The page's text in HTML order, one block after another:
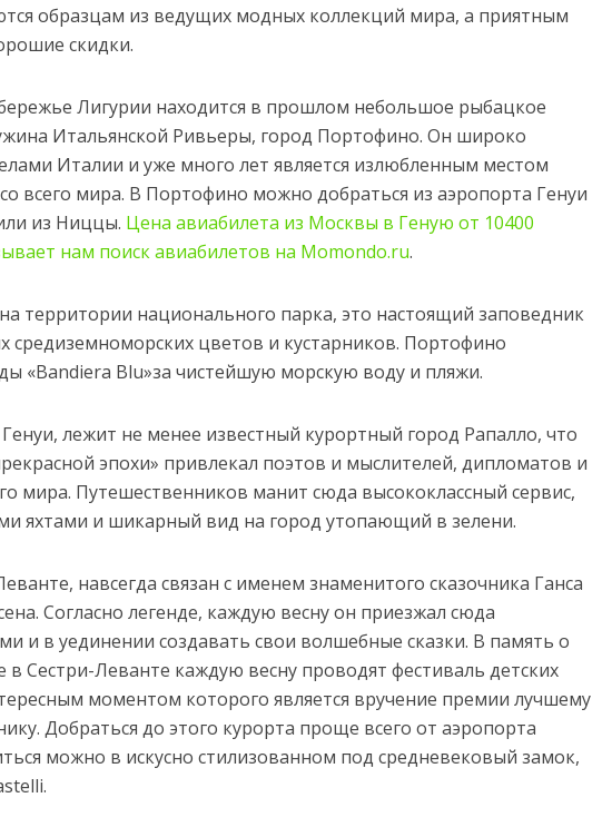
образцам из ведущих модных коллекций мира, а приятным
скидки.
Лигурии находится в прошлом небольшое рыбацкое
Итальянской Ривьеры, город Портофино. Он широко
Италии и уже много лет является излюбленным местом
всего мира. В Портофино можно добраться из аэропорта Генуи
из Ниццы. Цена авиабилета из Москвы в Геную от 10400
нам поиск авиабилетов на Momondo.ru.
территории национального парка, это настоящий заповедник
средиземноморских цветов и кустарников. Портофино
«Bandiera Blu»за чистейшую морскую воду и пляжи.
лежит не менее известный курортный город Рапалло, что
эпохи» привлекал поэтов и мыслителей, дипломатов и
мира. Путешественников манит сюда высококлассный сервис,
яхтами и шикарный вид на город утопающий в зелени.
навсегда связан с именем знаменитого сказочника Ганса
Согласно легенде, каждую весну он приезжал сюда
и в уединении создавать свои волшебные сказки. В память о
в Сестри-Леванте каждую весну проводят фестиваль детских
моментом которого является вручение премии лучшему
Добраться до этого курорта проще всего от аэропорта
можно в искусно стилизованном под средневековый замок,